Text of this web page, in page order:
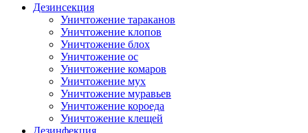
Дезинсекция
Уничтожение тараканов
Уничтожение клопов
Уничтожение блох
Уничтожение ос
Уничтожение комаров
Уничтожение мух
Уничтожение муравьев
Уничтожение короеда
Уничтожение клещей
Дезинфекция